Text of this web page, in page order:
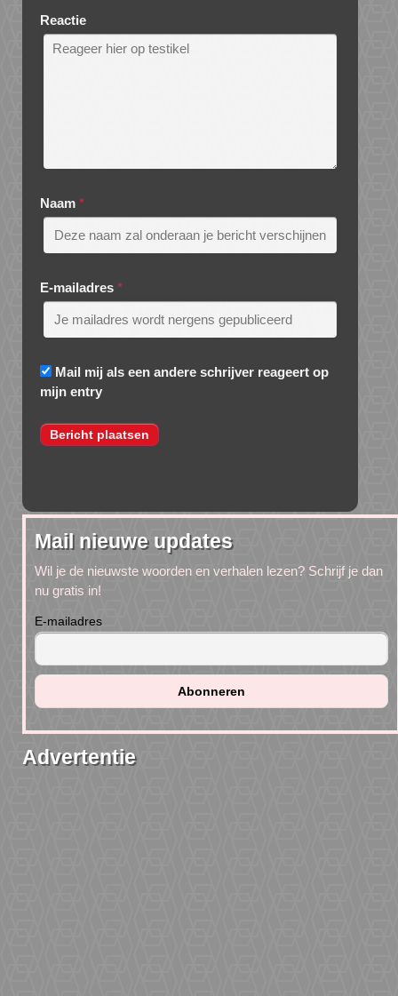
Reactie
Naam *
E-mailadres *
Mail mij als een andere schrijver reageert op
mijn entry
Mail nieuwe updates
Wil je de nieuwste woorden en verhalen lezen? Schrijf je dan
nu gratis in!
E-mailadres
Advertentie